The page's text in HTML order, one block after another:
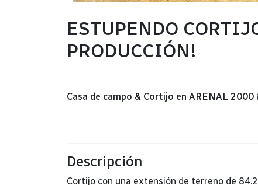
ESTUPENDO
PRODUCCIÓN!
Casa de campo & Cortijo en ARENAL 2000
Descripción
Cortijo con una extensión de terreno de